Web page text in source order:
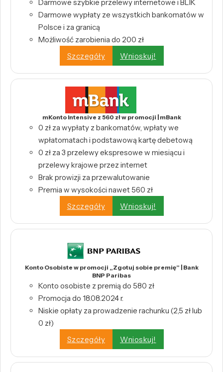
Darmowe szybkie przelewy internetowe i BLIK
Darmowe wypłaty ze wszystkich bankomatów w
Polsce i za granicą
Możliwość zarobienia do 200 zł
Szczegóły
Wnioskuj!
mKonto Intensive z 560 zł w promocji | mBank
0 zł za wypłaty z bankomatów, wpłaty we
wpłatomatach i podstawową kartę debetową
0 zł za 3 przelewy ekspresowe w miesiącu i
przelewy krajowe przez internet
Brak prowizji za przewalutowanie
Premia w wysokości nawet 560 zł
Szczegóły
Wnioskuj!
Konto Osobiste w promocji „Zgotuj sobie premię” | Bank
BNP Paribas
Konto osobiste z premią do 580 zł
Promocja do 18.08.2024 r.
Niskie opłaty za prowadzenie rachunku (2,5 zł lub
0 zł)
Szczegóły
Wnioskuj!